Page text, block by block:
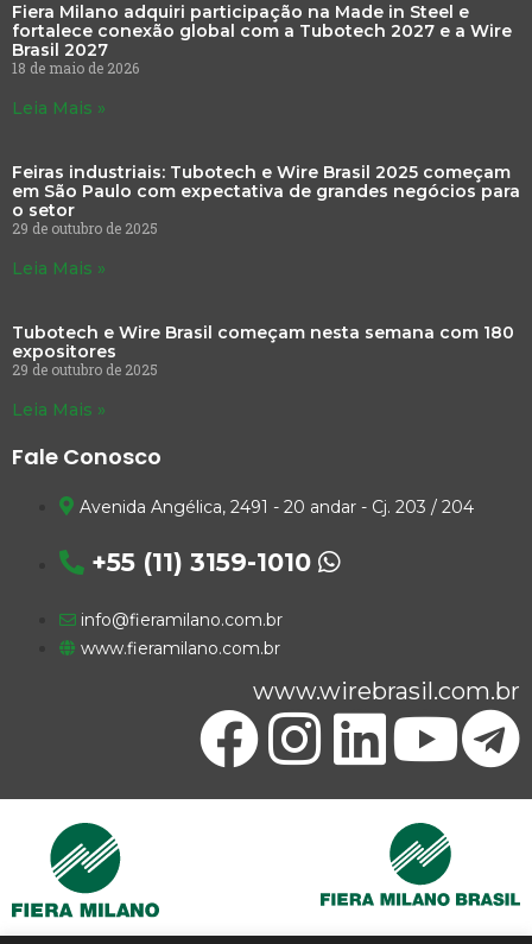
Fiera Milano adquiri participação na Made in Steel e
fortalece conexão global com a Tubotech 2027 e a Wire
Brasil 2027
18 de maio de 2026
Leia Mais »
Feiras industriais: Tubotech e Wire Brasil 2025 começam
em São Paulo com expectativa de grandes negócios para
o setor
29 de outubro de 2025
Leia Mais »
Tubotech e Wire Brasil começam nesta semana com 180
expositores
29 de outubro de 2025
Leia Mais »
Fale Conosco
Avenida Angélica, 2491 - 20 andar - Cj. 203 / 204
+55 (11) 3159-1010
info@fieramilano.com.br
www.fieramilano.com.br
www.wirebrasil.com.br